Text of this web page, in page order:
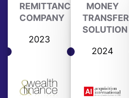
REMITTANCE
COMPANY
2023
MONEY
TRANSFER
SOLUTION
2024